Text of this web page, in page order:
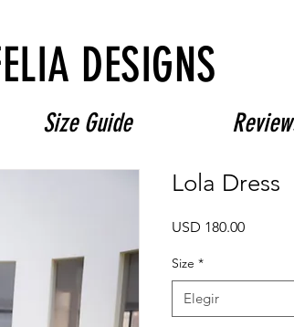
DESIGNS
Size Guide
Lola Dress
USD 180.00Precio
Size *
Elegir